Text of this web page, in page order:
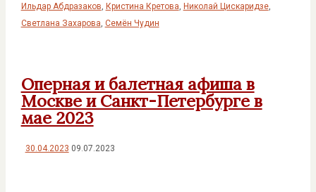
Ильдар Абдразаков, Кристина Кретова, Николай Цискаридзе,
Светлана Захарова, Семён Чудин
Оперная и балетная афиша в
Москве и Санкт-Петербурге в
мае 2023
30.04.2023 09.07.2023